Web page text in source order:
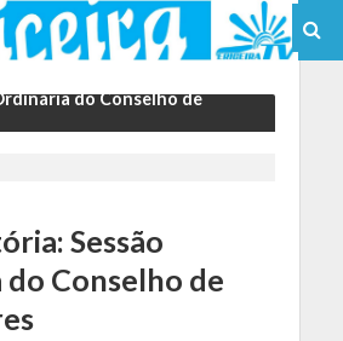
do Conselho de
Sessão
Conselho de